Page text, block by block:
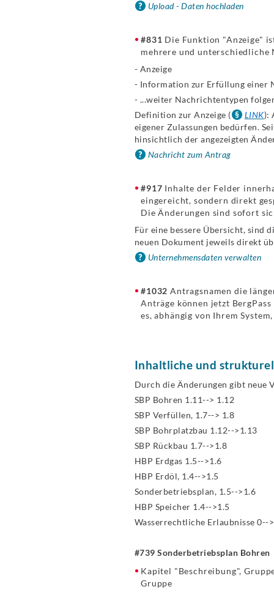
Upload - Daten hochladen
#831 Die Funktion "Anzeige"
mehrere und unterschiedliche
- Anzeige
- Information zur Erfüllung einer
- ...weiter Nachrichtentypen
Definition zur Anzeige (
LINK):
eigener Zulassungen bedürfen.
hinsichtlich der angezeigten
Nachricht zum Antrag
#917 Inhalte der Felder
eingereicht, sondern direkt
Die Änderungen sind sofort
Für eine bessere Übersicht, sind
neuen Dokument jeweils direkt
Unternehmensdaten verwalten
#1032 Antragsnamen die
Anträge können jetzt
es, abhängig von Ihrem
Inhaltliche und
Durch die Änderungen gibt neue
SBP Bohren 1.11--> 1.12
SBP Verfüllen, 1.7--> 1.8
SBP Bohrplatzbau 1.12-->1.13
SBP Rückbau 1.7-->1.8
HBP Erdgas 1.5-->1.6
HBP Erdöl, 1.4-->1.5
Sonderbetriebsplan, 1.5-->1.6
HBP Speicher 1.4-->1.5
Wasserrechtliche Erlaubnisse 0--
#739 Sonderbetriebsplan Bohren
Kapitel "Beschreibung",
Gruppe